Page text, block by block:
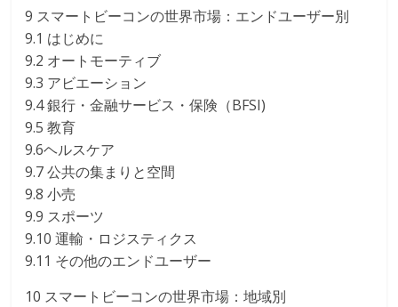
9 スマートビーコンの世界市場：エンドユーザー別
9.1 はじめに
9.2 オートモーティブ
9.3 アビエーション
9.4 銀行・金融サービス・保険（BFSI)
9.5 教育
9.6ヘルスケア
9.7 公共の集まりと空間
9.8 小売
9.9 スポーツ
9.10 運輸・ロジスティクス
9.11 その他のエンドユーザー
10 スマートビーコンの世界市場：地域別